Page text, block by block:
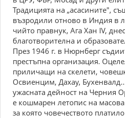
Традицията на „асасините",
възродили отново в Индия в
чийто правнук, Ага Хан IV,
благотворителна и
През 1946 г. в Нюрнберг
престъпна организация.
приличащи на скелети,
Освиенцим, Дахау,
ужасната дейност на Черния
е кошмарен летопис на
за която човечеството